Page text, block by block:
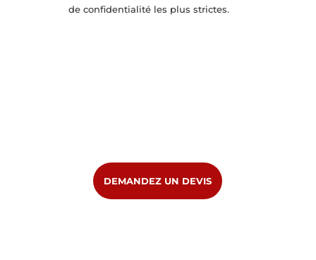
de confidentialité les plus strictes.
DEMANDEZ UN DEVIS